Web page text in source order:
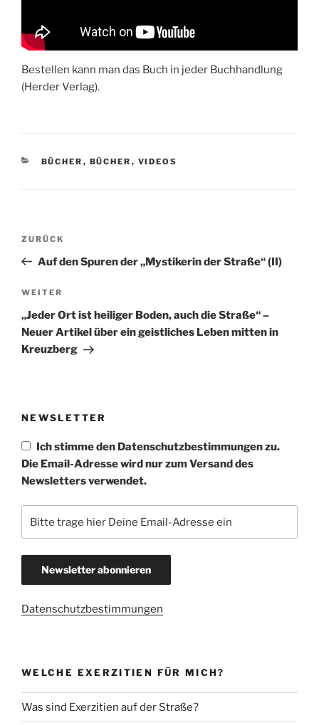
Bestellen kann man das Buch in jeder Buchhandlung
(Herder Verlag).
KATEGORIEN
BÜCHER , BÜCHER , VIDEOS
Beitragsnavigation
Vorheriger
Beitrag
ZURÜCK
Auf den Spuren der „Mystikerin der Straße“ (II)
Nächster
Beitrag
WEITER
„Jeder Ort ist heiliger Boden, auch die Straße“ –
Neuer Artikel über ein geistliches Leben mitten in
Kreuzberg
NEWSLETTER
Ich stimme den Datenschutzbestimmungen zu.
Die Email-Adresse wird nur zum Versand des
Newsletters verwendet.
Datenschutzbestimmungen
WELCHE EXERZITIEN FÜR MICH?
Was sind Exerzitien auf der Straße?